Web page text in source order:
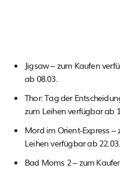
Jigsaw – zum Kaufen
ab 08.03.
Thor: Tag der
zum Leihen verfügbar ab
Mord im Orient-Express
Leihen verfügbar ab 22.03.
Bad Moms 2 – zum